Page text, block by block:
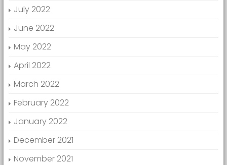
July 2022
June 2022
May 2022
April 2022
March 2022
February 2022
January 2022
December 2021
November 2021